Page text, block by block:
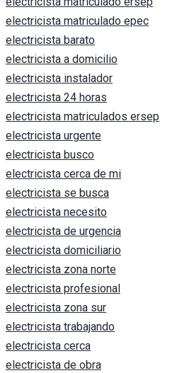
electricista matriculado epec
electricista barato
electricista a domicilio
electricista instalador
electricista 24 horas
electricista matriculados ersep
electricista urgente
electricista busco
electricista cerca de mi
electricista se busca
electricista necesito
electricista de urgencia
electricista domiciliario
electricista zona norte
electricista profesional
electricista zona sur
electricista trabajando
electricista cerca
electricista de obra